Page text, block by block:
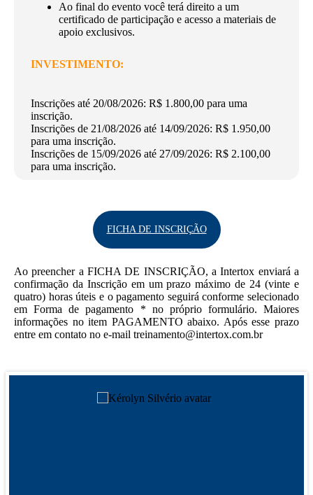
Ao final do evento você terá direito a um
certificado de participação e acesso a materiais de
apoio exclusivos.
INVESTIMENTO:
Inscrições até 20/08/2026: R$ 1.800,00 para uma
inscrição.
Inscrições de 21/08/2026 até 14/09/2026: R$ 1.950,00
para uma inscrição.
Inscrições de 15/09/2026 até 27/09/2026: R$ 2.100,00
para uma inscrição.
FICHA DE INSCRIÇÃO
Ao preencher a FICHA DE INSCRIÇÃO, a Intertox enviará a
confirmação da Inscrição em um prazo máximo de 24 (vinte e
quatro) horas úteis e o pagamento seguirá conforme selecionado
em Forma de pagamento * no próprio formulário. Maiores
informações no item PAGAMENTO abaixo. Após esse prazo
entre em contato no e-mail treinamento@intertox.com.br